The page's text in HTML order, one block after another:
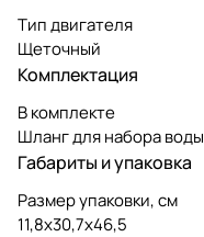
Тип двигателя
Щеточный
Комплектация
В комплекте
Шланг для набора воды
Габариты и упаковка
Размер упаковки, см
11,8х30,7х46,5